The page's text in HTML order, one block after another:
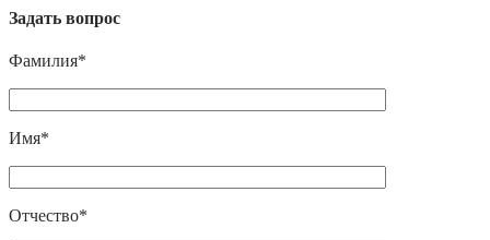
Задать вопрос
Фамилия*
Имя*
Отчество*